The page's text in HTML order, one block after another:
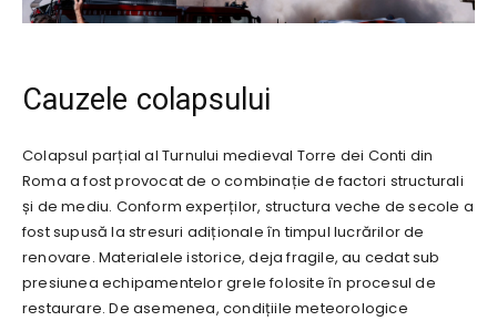
Cauzele colapsului
Colapsul parțial al Turnului medieval Torre dei Conti din
Roma a fost provocat de o combinație de factori structurali
și de mediu. Conform experților, structura veche de secole a
fost supusă la stresuri adiționale în timpul lucrărilor de
renovare. Materialele istorice, deja fragile, au cedat sub
presiunea echipamentelor grele folosite în procesul de
restaurare. De asemenea, condițiile meteorologice